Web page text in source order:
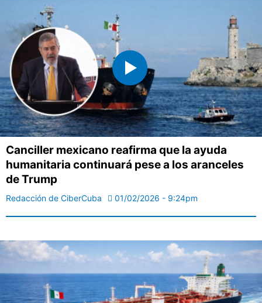
Canciller mexicano reafirma que la ayuda
humanitaria continuará pese a los aranceles
de Trump
Redacción de CiberCuba 01/02/2026 - 9:24pm